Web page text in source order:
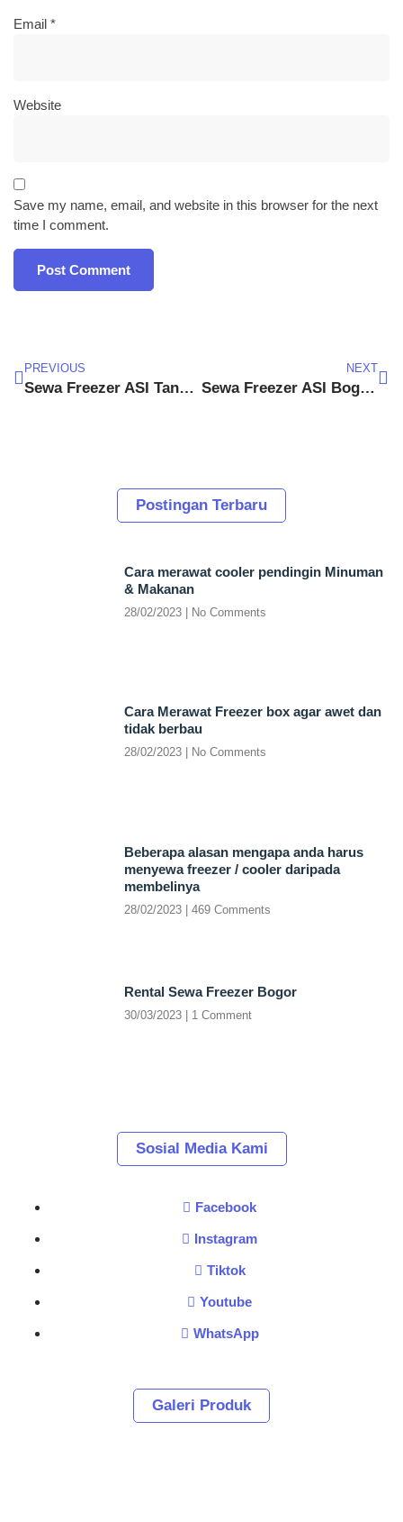
Email *
Website
Save my name, email, and website in this browser for the next
time I comment.
PREVIOUS
Sewa Freezer ASI Tanah Sareal
NEXT
Sewa Freezer ASI Bogor Barat
Postingan Terbaru
Cara merawat cooler pendingin Minuman
& Makanan
28/02/2023 No Comments
Cara Merawat Freezer box agar awet dan
tidak berbau
28/02/2023 No Comments
Beberapa alasan mengapa anda harus
menyewa freezer / cooler daripada
membelinya
28/02/2023 469 Comments
Rental Sewa Freezer Bogor
30/03/2023 1 Comment
Sosial Media Kami
Facebook
Instagram
Tiktok
Youtube
WhatsApp
Galeri Produk